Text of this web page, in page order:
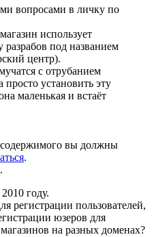
вопросами в личку по
использует
под названием
центр).
с отрубанием
установить эту
маленькая и встаёт
вы должны
.
году.
регистрации пользователей,
юзеров для
на разных доменах?